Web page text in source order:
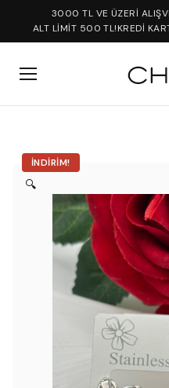
3000 TL VE ÜZERİ
ALT LİMİT 500 TL!KREDİ
İNDIRIM!
🔍